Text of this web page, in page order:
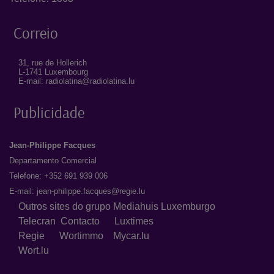
Correio
31, rue de Hollerich
L-1741 Luxembourg
E-mail: radiolatina@radiolatina.lu
Publicidade
Jean-Philippe Facques
Departamento Comercial
Telefone: +352 691 939 006
E-mail: jean-philippe.facques@regie.lu
Outros sites do grupo Mediahuis Luxemburgo
Telecran Contacto
Luxtimes
Regie Wortimmo
Mycar.lu
Wort.lu